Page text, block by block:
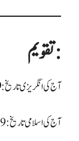
تقویم:
آج کی انگریزی تاریخ:
آج کی اسلامی تاریخ:19